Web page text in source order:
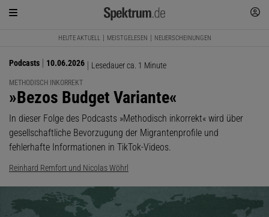
HEUTE AKTUELL MEISTGELESEN NEUERSCHEINUNGEN
Podcasts 10.06.2026 Lesedauer ca. 1 Minute
METHODISCH INKORREKT
:
»Bezos Budget Variante«
In dieser Folge des Podcasts »Methodisch inkorrekt« wird über
gesellschaftliche Bevorzugung der Migrantenprofile und
fehlerhafte Informationen in TikTok-Videos.
Reinhard Remfort und Nicolas Wöhrl